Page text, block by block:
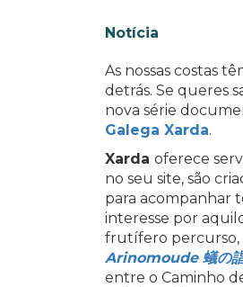
Notícia
As nossas costas
detrás. Se queres
nova série
Galega Xarda.
Xarda oferece
no seu site, são
para acompanhar
interesse por
frutífero percurso,
Arinomoude 蟻の
entre o Caminho